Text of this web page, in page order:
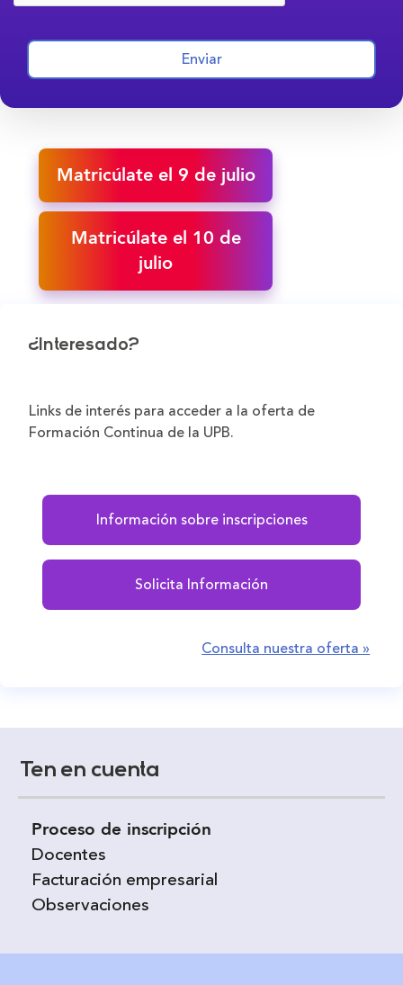
Enviar
Matricúlate el 9 de julio
Matricúlate el 10 de
julio
¿Interesado?
Links de interés para acceder a la oferta de
Formación Continua de la UPB.
Información sobre inscripciones
Solicita Información
Consulta nuestra oferta »
Ten en cuenta
Proceso de inscripción
Docentes
Facturación empresarial
Observaciones